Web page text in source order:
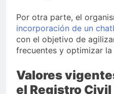
Por otra parte, el
incorporación de un
con el objetivo de
frecuentes y optimizar
Valores
el Registro Civil